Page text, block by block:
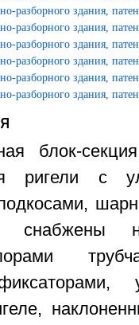
блок-
ригели с
снабжены